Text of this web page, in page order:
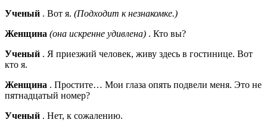
Ученый . Вот я. (Подходит к незнакомке.)
Женщина (она искренне удивлена) . Кто вы?
Ученый . Я приезжий человек, живу здесь в гостинице. Вот
кто я.
Женщина . Простите… Мои глаза опять подвели меня. Это не
пятнадцатый номер?
Ученый . Нет, к сожалению.